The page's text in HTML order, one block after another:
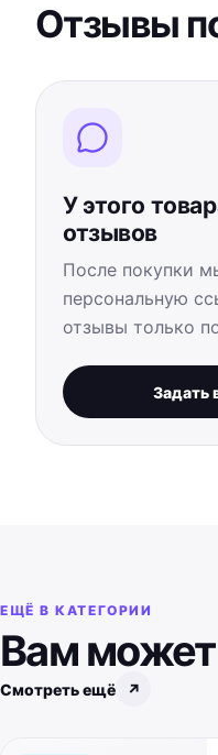
Отзывы
У этого
отзывов
После покупки
персональную
отзывы только
Задать
ЕЩЁ В КАТЕГОРИИ
Вам
Смотреть ещё ↗